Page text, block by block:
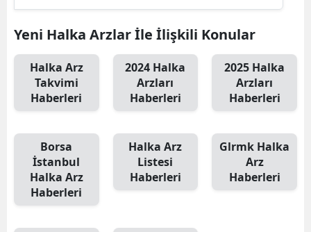
Yeni Halka Arzlar İle İlişkili Konular
Halka Arz
Takvimi
Haberleri
2024 Halka
Arzları
Haberleri
2025 Halka
Arzları
Haberleri
Borsa
İstanbul
Halka Arz
Haberleri
Halka Arz
Listesi
Haberleri
Glrmk Halka
Arz
Haberleri